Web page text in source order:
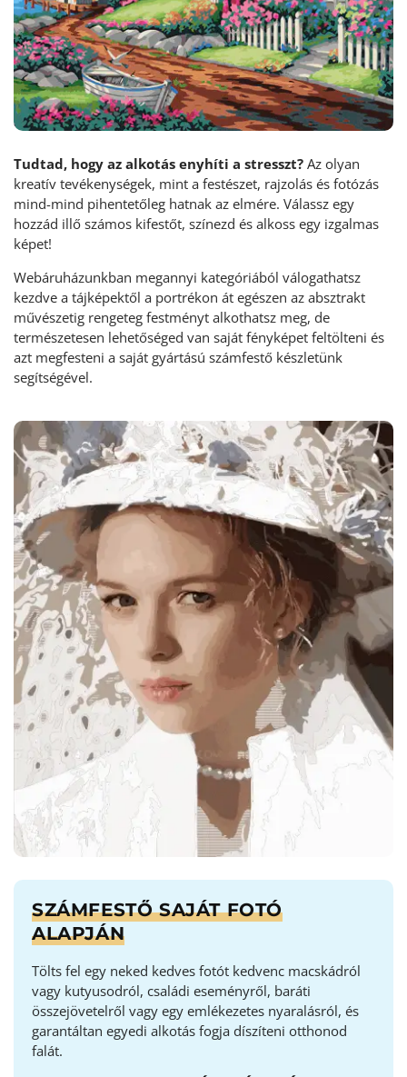
Tudtad, hogy az alkotás enyhíti a stresszt? Az olyan
kreatív tevékenységek, mint a festészet, rajzolás és fotózás
mind-mind pihentetőleg hatnak az elmére. Válassz egy
hozzád illő számos kifestőt, színezd és alkoss egy izgalmas
képet!
Webáruházunkban megannyi kategóriából válogathatsz
kezdve a tájképektől a portrékon át egészen az absztrakt
művészetig rengeteg festményt alkothatsz meg, de
természetesen lehetőséged van saját fényképet feltölteni és
azt megfesteni a saját gyártású számfestő készletünk
segítségével.
SZÁMFESTŐ SAJÁT FOTÓ
ALAPJÁN
Tölts fel egy neked kedves fotót kedvenc macskádról
vagy kutyusodról, családi eseményről, baráti
összejövetelről vagy egy emlékezetes nyaralásról, és
garantáltan egyedi alkotás fogja díszíteni otthonod
falát.